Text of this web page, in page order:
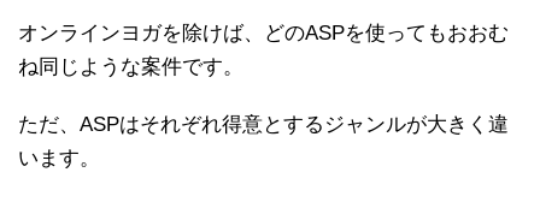
オンラインヨガを除けば、どのASPを使ってもおおむ
ね同じような案件です。
ただ、ASPはそれぞれ得意とするジャンルが大きく違
います。